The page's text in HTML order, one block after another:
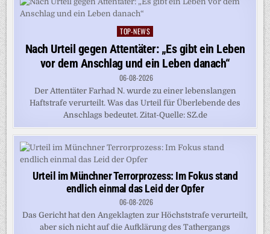
Posted
in
TOP-NEWS
Nach Urteil gegen Attentäter: „Es gibt ein Leben
vor dem Anschlag und ein Leben danach“
06-08-2026
Der Attentäter Farhad N. wurde zu einer lebenslangen
Haftstrafe verurteilt. Was das Urteil für Überlebende des
Anschlags bedeutet. Zitat-Quelle: SZ.de
Urteil im Münchner Terrorprozess: Im Fokus stand
endlich einmal das Leid der Opfer
06-08-2026
Das Gericht hat den Angeklagten zur Höchststrafe verurteilt,
aber sich nicht auf die Aufklärung des Tathergangs